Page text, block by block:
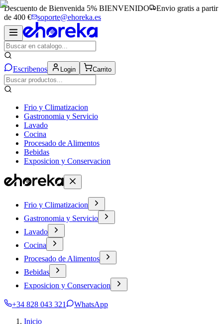
Descuento de Bienvenida 5% BIENVENIDO
Envio gratis a partir
de 400 €
soporte@ehoreka.es
Escribenos Login Carrito
Frio y Climatizacion
Gastronomia y Servicio
Lavado
Cocina
Procesado de Alimentos
Bebidas
Exposicion y Conservacion
Frio y Climatizacion
Gastronomia y Servicio
Lavado
Cocina
Procesado de Alimentos
Bebidas
Exposicion y Conservacion
+34 828 043 321
WhatsApp
Inicio